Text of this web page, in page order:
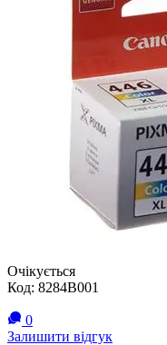
Очікується
Код: 8284B001
0
Залишити відгук